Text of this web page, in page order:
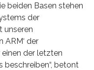
beiden Basen stehen
der
unseren
ARM‘ der
der letzten
beschreiben“, betont